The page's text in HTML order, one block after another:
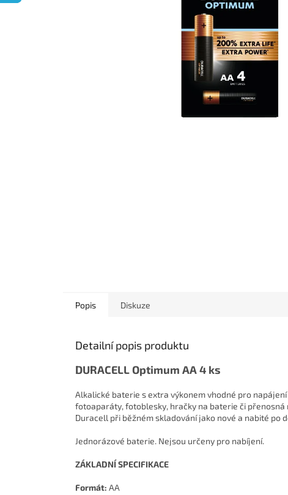
Popis Diskuze
Detailní popis produktu
DURACELL Optimum AA 4 ks
Alkalické baterie s extra výkonem vhodné pro
fotoaparáty, fotoblesky, hračky na baterie či
Duracell při běžném skladování jako nové a nabité po
Jednorázové baterie. Nejsou určeny pro nabíjení.
ZÁKLADNÍ SPECIFIKACE
Formát: AA